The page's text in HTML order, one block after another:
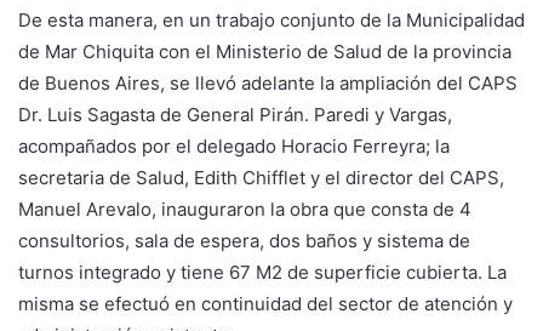
De esta manera, en un trabajo conjunto de la Municipalidad
de Mar Chiquita con el Ministerio de Salud de la provincia
de Buenos Aires, se llevó adelante la ampliación del CAPS
Dr. Luis Sagasta de General Pirán. Paredi y Vargas,
acompañados por el delegado Horacio Ferreyra; la
secretaria de Salud, Edith Chifflet y el director del CAPS,
Manuel Arevalo, inauguraron la obra que consta de 4
consultorios, sala de espera, dos baños y sistema de
turnos integrado y tiene 67 M2 de superficie cubierta. La
misma se efectuó en continuidad del sector de atención y